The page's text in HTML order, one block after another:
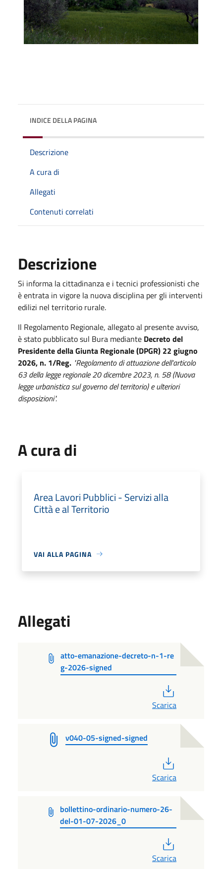
INDICE DELLA PAGINA
Descrizione
A cura di
Allegati
Contenuti correlati
Descrizione
Si informa la cittadinanza e i tecnici professionisti che
è entrata in vigore la nuova disciplina per gli interventi
edilizi nel territorio rurale.
Il Regolamento Regionale, allegato al presente avviso,
è stato pubblicato sul Bura mediante Decreto del
Presidente della Giunta Regionale (DPGR) 22 giugno
2026, n. 1/Reg. "Regolamento di attuazione dell'articolo
63 della legge regionale 20 dicembre 2023, n. 58 (Nuova
legge urbanistica sul governo del territorio) e ulteriori
disposizioni".
A cura di
Area Lavori Pubblici - Servizi alla
Città e al Territorio
VAI ALLA PAGINA
Allegati
atto-emanazione-decreto-n-1-re
g-2026-signed
Scarica
v040-05-signed-signed
Scarica
bollettino-ordinario-numero-26-
del-01-07-2026_0
Scarica